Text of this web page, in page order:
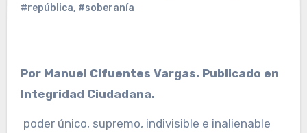
#república, #soberanía
Por Manuel Cifuentes Vargas. Publicado en
Integridad Ciudadana.
poder único, supremo, indivisible e inalienable